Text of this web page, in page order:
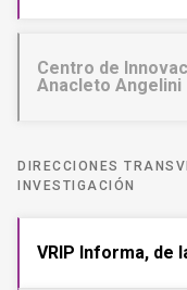
Centro de
Anacleto Angelini
DIRECCIONES
INVESTIGACIÓN
VRIP Informa, de